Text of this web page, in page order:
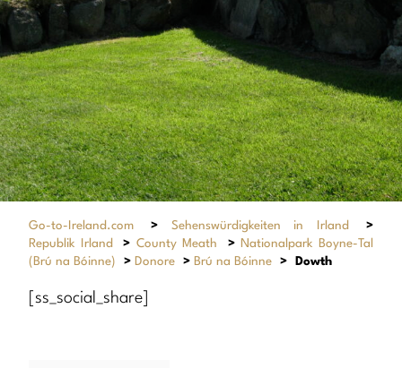
Go-to-Ireland.com > Sehenswürdigkeiten in Irland
>
Republik Irland
> County Meath > Nationalpark Boyne-Tal
(Brú na Bóinne)
> Donore > Brú na Bóinne > Dowth
[ss_social_share]